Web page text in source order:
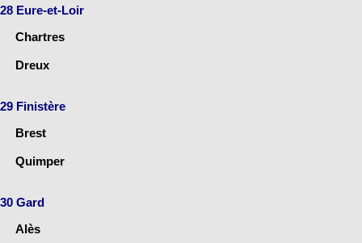
28 Eure-et-Loir
Chartres
Dreux
29 Finistère
Brest
Quimper
30 Gard
Alès